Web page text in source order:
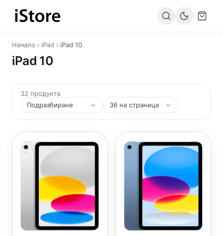
Към съдържанието
Начало iPad iPad 10
iPad 10
32 продукта